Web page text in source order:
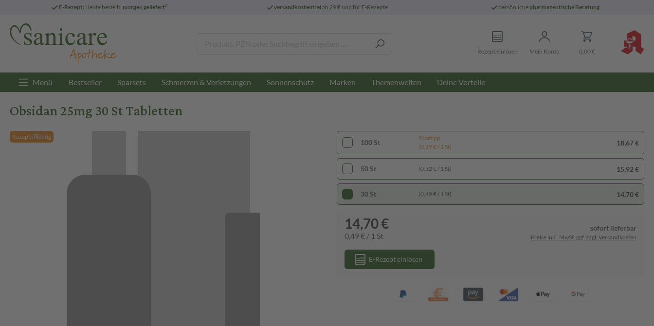
E-Rezept: Heute bestellt, morgen geliefert3 versandkostenfreiab 29 € und für E-Rezepte persönliche pharmazeutische Beratung
Rezept einlösen Mein Konto 0,00 €
Menü Bestseller Sparsets Schmerzen & Verletzungen Sonnenschutz Marken Themenwelten Deine Vorteile
Obsidan 25mg 30 St Tabletten
Rezeptpflichtig
100 St
Spartipp
(0,19 € / 1 St)
18,67 €
50 St (0,32 € / 1 St) 15,92 €
30 St (0,49 € / 1 St) 14,70 €
14,70 €
0,49 € / 1 St
sofort lieferbar
Preise inkl. MwSt. ggf. zzgl. Versandkosten
E-Rezept einlösen